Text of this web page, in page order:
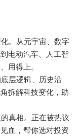
。从元宇宙、数字
电动汽车、人工智
用得上。
层逻辑、历史沿
拆解科技变化，助
真相。正在被热议
血，帮你选对投资